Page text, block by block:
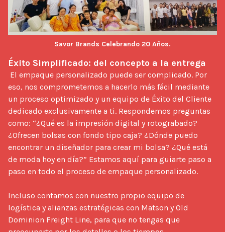
Éxito Simplificado: del concepto a la entrega
eso, nos comprometemos a hacerlo más fácil mediante
un proceso optimizado y un equipo de Éxito del Cliente
dedicado exclusivamente a ti. Respondemos preguntas
como: “¿Qué es la impresión digital y rotograbado?
¿Ofrecen bolsas con fondo tipo caja? ¿Dónde puedo
encontrar un diseñador para crear mi bolsa? ¿Qué está
de moda hoy en día?” Estamos aquí para guiarte paso a
paso en todo el proceso de empaque personalizado.
Incluso contamos con nuestro propio equipo de
logística y alianzas estratégicas con Matson y Old
Dominion Freight Line, para que no tengas que
Savor Brands Celebrando 20 Años.